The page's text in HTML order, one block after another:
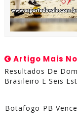
Artigo Mais
Resultados De
Brasileiro E Seis
Botafogo-PB